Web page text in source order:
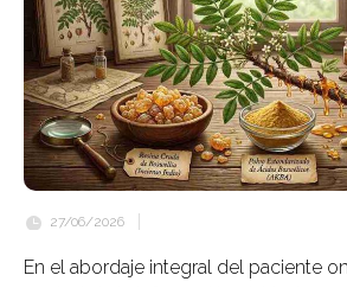
27/06/2026
En el abordaje integral del paciente